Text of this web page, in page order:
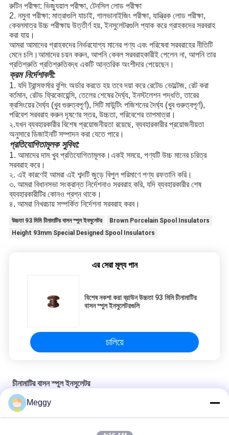
রুটিন পরীক্ষা: ভিজ্যুয়াল পরীক্ষা, টেনসিল লোড পরীক্ষা
2. নমুনা পরীক্ষা: মাত্রাগুলি যাচাই, গালভানাইজিং পরীক্ষা, যান্ত্রিক লোড পরীক্ষা,
কেবলমাত্র উচ্চ পরীক্ষায় উত্তীর্ণ হয়, ইনসুলেটরগুলি প্যাক করে গ্রাহকদের সরবরাহ
করা যায়।
আমরা আমাদের গ্রাহকদের নির্ভরযোগ্য মানের পণ্য এবং পরিষেবা সরবরাহের নীতিটি
মেনে চলি।আমাদের চয়ন করুন, আপনি কেবল সরবরাহকারীই পেলেন না, আপনি তার
প্রতিশ্রুতি প্রতিশ্রুতিবদ্ধ একটি আন্তরিক অংশীদার পেয়েছেন।
ক্রম নির্দেশাবলী:
1. যদি ট্রান্সফর্মার বুশিং অর্ডার করতে হয় তবে দয়া করে রেটেড ভোল্টেজ, রেট করা
বর্তমান, রেটড ফ্রিকোয়েন্সি, তেলের শেষের দৈর্ঘ্য, ইনস্টলেশন পদ্ধতি, তারের
ক্রসিংয়ের দৈর্ঘ্য (খুব গুরুত্বপূর্ণ), সিটি মাউন্টিং পজিশনের দৈর্ঘ্য (খুব গুরুত্বপূর্ণ),
পরিবেশ সরবরাহ করুন দূষণের স্তর, উচ্চতা, পরিবেশের তাপমাত্রা।
২.যখন ব্যবহারকারীর বিশেষ প্রয়োজনীয়তা রয়েছে, ব্যবহারকারীর প্রয়োজনীয়তা
অনুসারে ডিজাইনটি সম্পাদন করা যেতে পারে।
প্রতিযোগিতামূলক সুবিধা:
1. আমাদের দাম খুব প্রতিযোগিতামূলক।একই সময়ে, পণ্যটি উচ্চ মানের চরিত্র
সরবরাহ করে।
২. এই কারণেই আমরা এই শব্দটি জুড়ে বিপুল পরিমাণে পণ্য রফতানি করি।
৩. আমরা বিধানসভা সংক্রান্ত নির্দেশনাও সরবরাহ করি, যদি ব্যবহারকারীর শেষ
ব্যবহারকারীটির কোনও প্রশ্ন থাকে।
৪. আমরা নিখরচায় সম্পর্কিত নির্দেশনা সরবরাহ করব।
উচ্চতা 93 মিমি চীনামাটির বাসন স্পুল ইনসুলেটর
Brown Porcelain Spool Insulators
Height 93mm Special Designed Spool Insulators
এর সেরা মূল্য পান
বিশেষ নকশা করা ব্রাউন উচ্চতা 93 মিমি চীনামাটির
বাসন স্পুল ইনসুলেটরগুলি
চালিয়ে
চীনামাটির বাসন স্পুল ইনসুলেটর
গ্রাহকৃত চীনামাটির বাসন ওডিএম শ্যাকল প্রকার অন্তরণকারী tors
Meggy